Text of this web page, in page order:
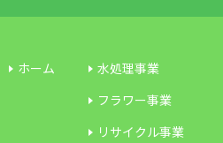
ホーム
水処理事業
フラワー事業
リサイクル事業